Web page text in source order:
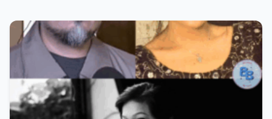
Line for the Real-Life Couple?